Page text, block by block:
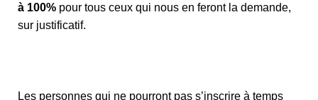
à 100% pour tous ceux qui nous en feront la demande,
sur justificatif.
Les personnes qui ne pourront pas s’inscrire à temps